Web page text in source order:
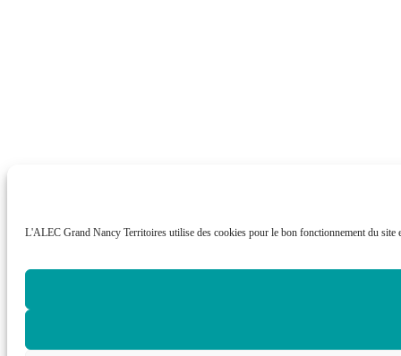
L'ALEC Grand Nancy Territoires utilise des cookies pour le bon fonctionnement du site